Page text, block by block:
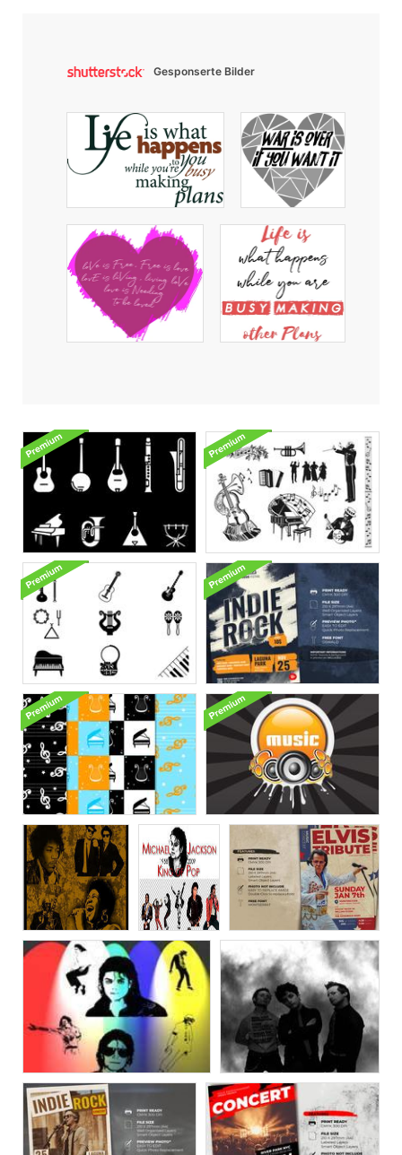
Gesponserte Bilder